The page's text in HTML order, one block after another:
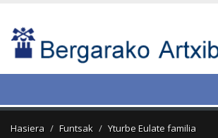
Hasiera Funtsak
Yturbe Eulate familia